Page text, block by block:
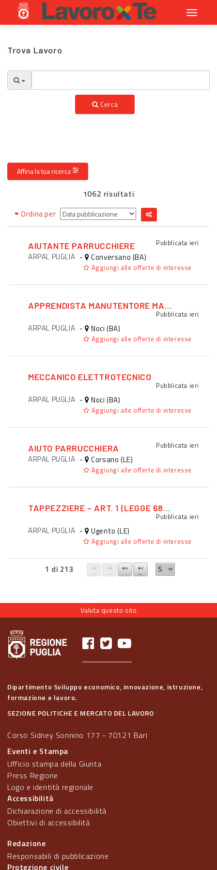
Toggle
Trova Lavoro
Cerca
Affina la tua ricerca
1062 risultati
Ordina per
AIUTANTE PARRUCCHIERE Pubblicata ieri
ARPAL PUGLIA - Conversano (BA)
Aggiungi alle offerte di interesse
APPRENDISTA MANUTENTORE MACCHINARI
Pubblicata ieri
ARPAL PUGLIA - Noci (BA)
Aggiungi alle offerte di interesse
MECCANICO ELETTROTECNICO
Pubblicata ieri
ARPAL PUGLIA - Noci (BA)
Aggiungi alle offerte di interesse
AIUTO PARRUCCHIERA Pubblicata ieri
ARPAL PUGLIA - Corsano (LE)
Aggiungi alle offerte di interesse
TAPPEZZIERE – ART. 1 (LEGGE 68/1999)
Pubblicata ieri
ARPAL PUGLIA - Ugento (LE)
Aggiungi alle offerte di interesse
1 di 213
Valuta questo sito
Dipartimento Sviluppo economico, innovazione, istruzione,
formazione e lavoro.
SEZIONE POLITICHE E MERCATO DEL LAVORO
Corso Sidney Sonnino 177 - 70121 Bari
Eventi e Stampa
Ufficio stampa della Giunta
Press Regione
Logo e identità regionale
Accessibilità
Dichiarazione di accessibilità
Obiettivi di accessibilità
Redazione
Responsabili di pubblicazione
Protezione civile